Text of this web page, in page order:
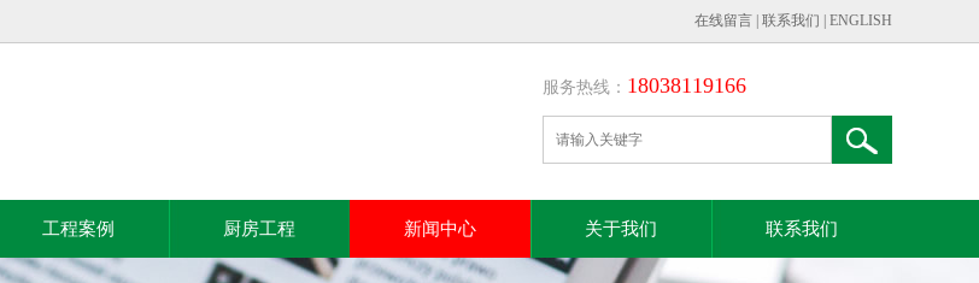
在线留言 联系我们 ENGLISH
服务热线： 18038119166
工程案例 厨房工程 新闻中心 关于我们 联系我们